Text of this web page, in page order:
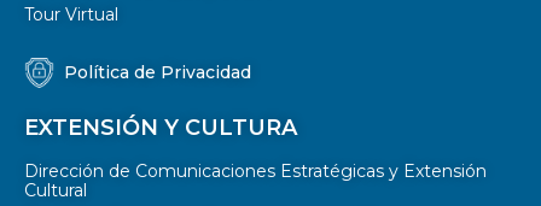
Tour Virtual
Política de Privacidad
EXTENSIÓN Y CULTURA
Dirección de Comunicaciones Estratégicas y Extensión
Cultural